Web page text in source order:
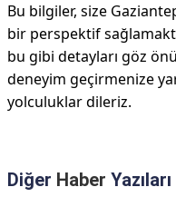
Bu bilgiler, size
bir perspektif
bu gibi detayları göz
deneyim geçirmenize
yolculuklar dileriz.
Diğer Haber Yazıları